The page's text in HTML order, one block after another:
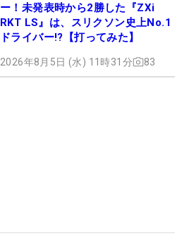
ー！未発表時から2勝した『ZXi
RKT LS』は、スリクソン史上No.1
ドライバー!?【打ってみた】
2026年8月5日 (水) 11時31分 83